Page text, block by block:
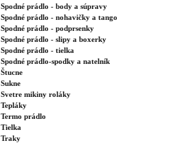
Spodné prádlo - body a súpravy
Spodné prádlo - nohavičky a tango
Spodné prádlo - podprsenky
Spodné prádlo - slipy a boxerky
Spodné prádlo - tielka
Spodné prádlo-spodky a natelník
Štucne
Sukne
Svetre mikiny roláky
Tepláky
Termo prádlo
Tielka
Traky